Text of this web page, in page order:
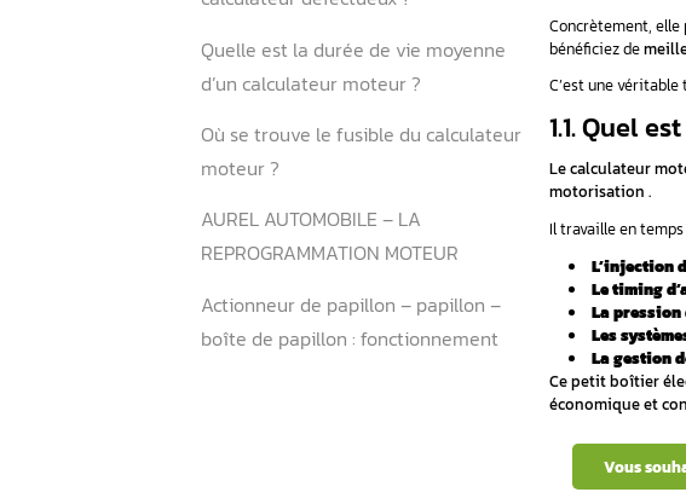
Quels sont les risques de
reprogrammer un moteur ?
Comment réinitialiser le calculateur
moteur ?
Comment puis-je mettre à jour le
calculateur de ma voiture ?
Est-il possible de reprogrammer sa